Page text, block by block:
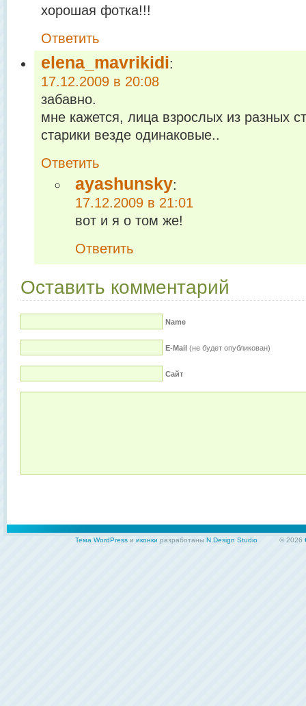
хорошая фотка!!!
Ответить
elena_mavrikidi:
17.12.2009 в 20:08
забавно.
мне кажется, лица взрослых из разных
старики везде одинаковые..
Ответить
ayashunsky:
17.12.2009 в 21:01
вот и я о том же!
Ответить
Оставить комментарий
Name
E-Mail (не будет опубликован)
Сайт
Тема WordPress и иконки разработаны N.Design Studio © 2026